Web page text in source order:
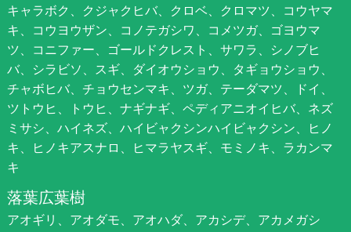
キャラボク、クジャクヒバ、クロベ、クロマツ、コウヤマ
キ、コウヨウザン、コノテガシワ、コメツガ、ゴヨウマ
ツ、コニファー、ゴールドクレスト、サワラ、シノブヒ
バ、シラビソ、スギ、ダイオウショウ、タギョウショウ、
チャボヒバ、チョウセンマキ、ツガ、テーダマツ、ドイ、
ツトウヒ、トウヒ、ナギナギ、ペディアニオイヒバ、ネズ
ミサシ、ハイネズ、ハイビャクシンハイビャクシン、ヒノ
キ、ヒノキアスナロ、ヒマラヤスギ、モミノキ、ラカンマ
キ
落葉広葉樹
アオギリ、アオダモ、アオハダ、アカシデ、アカメガシ